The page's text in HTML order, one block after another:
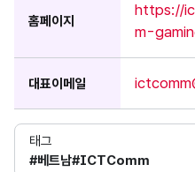
홈페이지
https://
m-
대표이메일
태그
#베트남#ICTComm